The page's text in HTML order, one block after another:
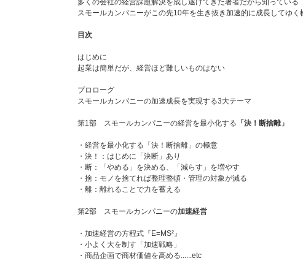
・商品企画で商材価値を高める......etc
第3部 スモールカンパニーにおける
・社長の品質管理ー「支配型」と「依存型」
多くの会社の経営課題解決を成し遂げてきた著者だから知っている
スモールカンパニーがこの先10年を生き抜き加速的に成長してゆく
目次
はじめに
起業は簡単だが、経営ほど難しいものはない
プロローグ
スモールカンパニーの加速成長を実現する3大テーマ
第1部 スモールカンパニーの経営を最小化する 「決！断捨離」
・経営を最小化する「決！断捨離」の極意
・決！：はじめに「決断」あり
・断：「やめる」を決める、「減らす」を増やす
・捨：モノを捨てれば整理整頓・管理の対象が減る
・離：離れることで力を蓄える
第2部 スモールカンパニーの加速経営
・加速経営の方程式『E=MS²』
・小よく大を制す「加速戦略」
・商品企画で商材価値を高める......etc